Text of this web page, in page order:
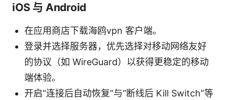
iOS 与 Android
在应用商店下载海鸥vpn 客户端。
登录并选择服务器，优先选择对移动网络友好
的协议（如 WireGuard）以获得更稳定的移动
端体验。
开启“连接后自动恢复”与“断线后 Kill Switch”等